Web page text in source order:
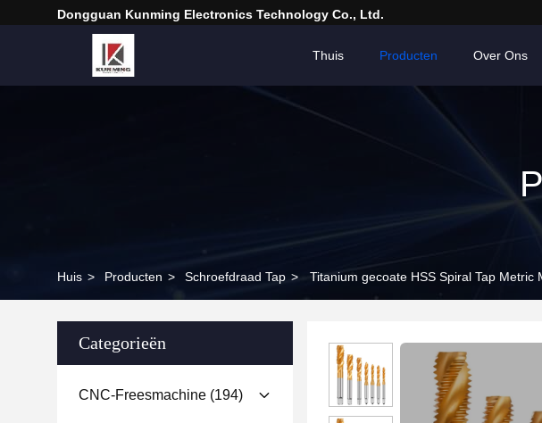
Dongguan Kunming Electronics Technology Co., Ltd.
Thuis Producten Over Ons
Huis > Producten > Schroefdraad Tap > Titanium gecoate HSS Spiral Tap
Categorieën
CNC-Freesmachine (194)